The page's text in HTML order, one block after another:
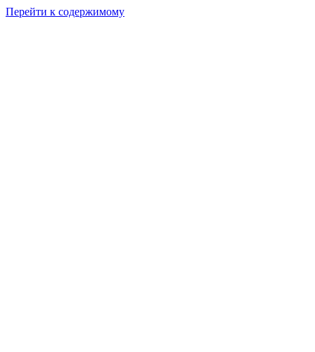
Перейти к содержимому